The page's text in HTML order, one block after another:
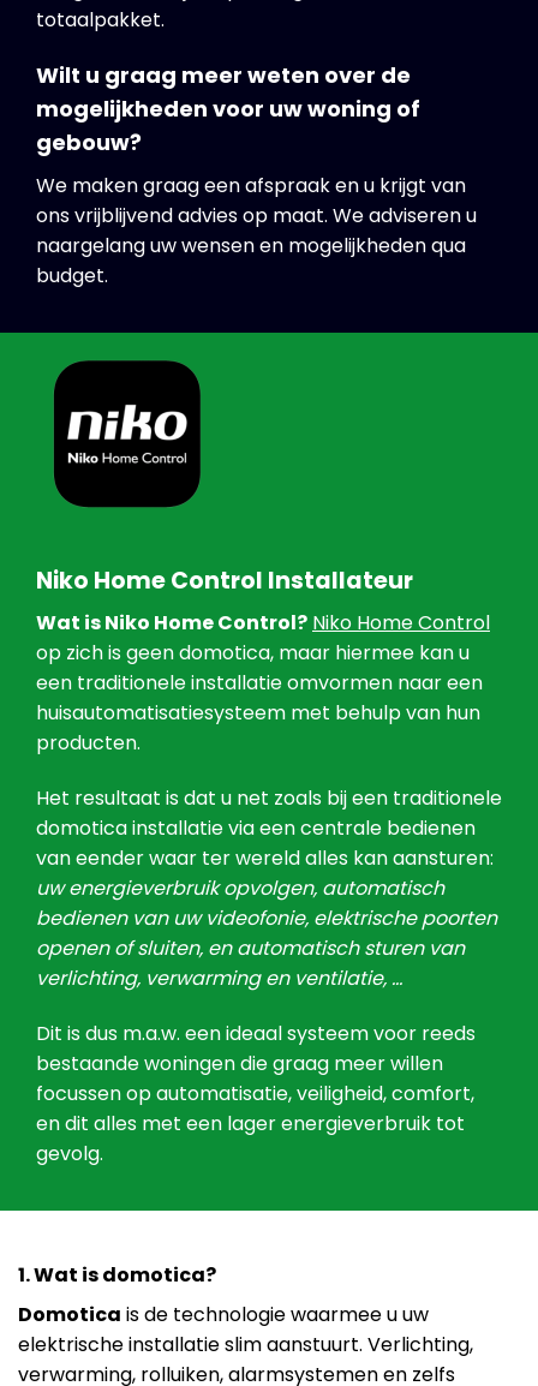
totaalpakket.
Wilt u graag meer weten over de
mogelijkheden voor uw woning of
gebouw?
We maken graag een afspraak en u krijgt van
ons vrijblijvend advies op maat. We adviseren u
naargelang uw wensen en mogelijkheden qua
budget.
Niko Home Control Installateur
Wat is Niko Home Control? Niko Home Control
op zich is geen domotica, maar hiermee kan u
een traditionele installatie omvormen naar een
huisautomatisatiesysteem met behulp van hun
producten.
Het resultaat is dat u net zoals bij een traditionele
domotica installatie via een centrale bedienen
van eender waar ter wereld alles kan aansturen:
uw energieverbruik opvolgen, automatisch
bedienen van uw videofonie, elektrische poorten
openen of sluiten, en automatisch sturen van
verlichting, verwarming en ventilatie, …
Dit is dus m.a.w. een ideaal systeem voor reeds
bestaande woningen die graag meer willen
focussen op automatisatie, veiligheid, comfort,
en dit alles met een lager energieverbruik tot
gevolg.
1. Wat is domotica?
Domotica is de technologie waarmee u uw
elektrische installatie slim aanstuurt. Verlichting,
verwarming, rolluiken, alarmsystemen en zelfs